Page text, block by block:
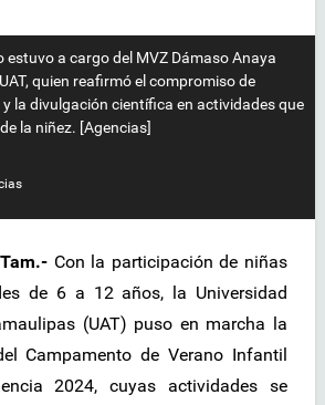
estuvo a cargo del MVZ Dámaso Anaya
quien reafirmó el compromiso de
la divulgación científica en actividades que
la niñez. [Agencias]
Con la participación de niñas
de 6 a 12 años, la Universidad
(UAT) puso en marcha la
Campamento de Verano Infantil
2024, cuyas actividades se